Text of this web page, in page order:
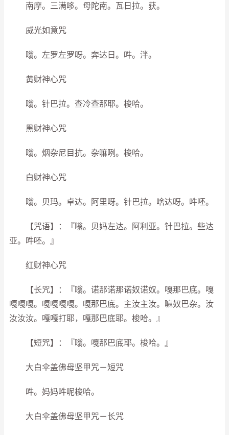
南摩。三满哆。母陀南。瓦日拉。获。
威光如意咒
嗡。左罗左罗呀。奔达日。吽。泮。
黄财神心咒
嗡。针巴拉。查冷查那耶。梭哈。
黑财神心咒
嗡。烟杂尼目抗。杂嘛咧。梭哈。
白财神心咒
嗡。贝玛。卓达。阿里呀。针巴拉。啥达呀。吽呸。
【咒语】：『嗡。贝妈左达。阿利亚。针巴拉。些达
亚。吽呸。』
红财神心咒
【长咒】：『嗡。诺那诺那诺奴诺奴。嘎那巴底。嘎
嘎嘎嘎。嘎嘎嘎嘎。嘎那巴底。主汝主汝。嘛奴巴杂。汝
汝汝汝。嘎嘎打耶，嘎那巴底耶。梭哈。』
【短咒】：『嗡。嘎那巴底耶。梭哈。』
大白伞盖佛母坚甲咒－短咒
吽。妈妈吽呢梭哈。
大白伞盖佛母坚甲咒－长咒